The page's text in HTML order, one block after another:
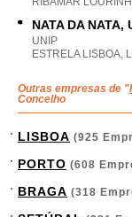
NATA DA NATA,
UNIP
ESTRELA LISBOA,
Outras empresas de "
Concelho
LISBOA (925
PORTO (608
BRAGA (318